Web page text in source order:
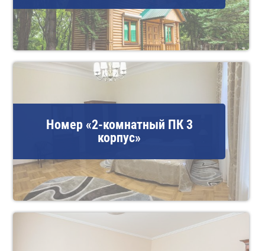
Номер «2-комнатный ПК 3
корпус»